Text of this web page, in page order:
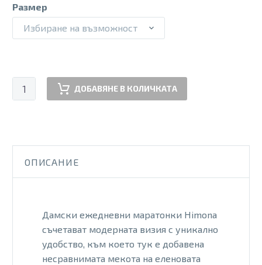
Размер
Избиране на възможност
количество
за
BLUE
WH
ДОБАВЯНЕ В КОЛИЧКАТА
ОПИСАНИЕ
Дамски ежедневни маратонки Himona
съчетават модерната визия с уникално
удобство, към което тук е добавена
несравнимата мекота на еленовата